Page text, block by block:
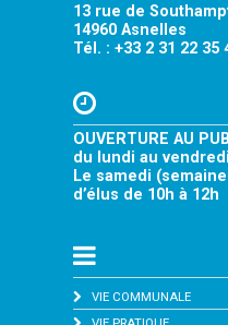
13 rue de
14960 Asnelles
Tél. : +33 2 31 22 35
OUVERTURE AU
du lundi au
Le samedi
d’élus de 10h à 12h
VIE COMMUNALE